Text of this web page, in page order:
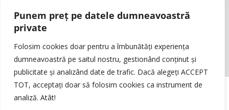
Punem preț pe datele dumneavoastră
private
Folosim cookies doar pentru a îmbunătăți experiența
dumneavoastră pe saitul nostru, gestionând conținut și
publicitate și analizând date de trafic. Dacă alegeți ACCEPT
TOT, acceptați doar să folosim cookies ca instrument de
analiză. Atât!
Email: infohd20@gmail.com
Website: www.replicahd.ro